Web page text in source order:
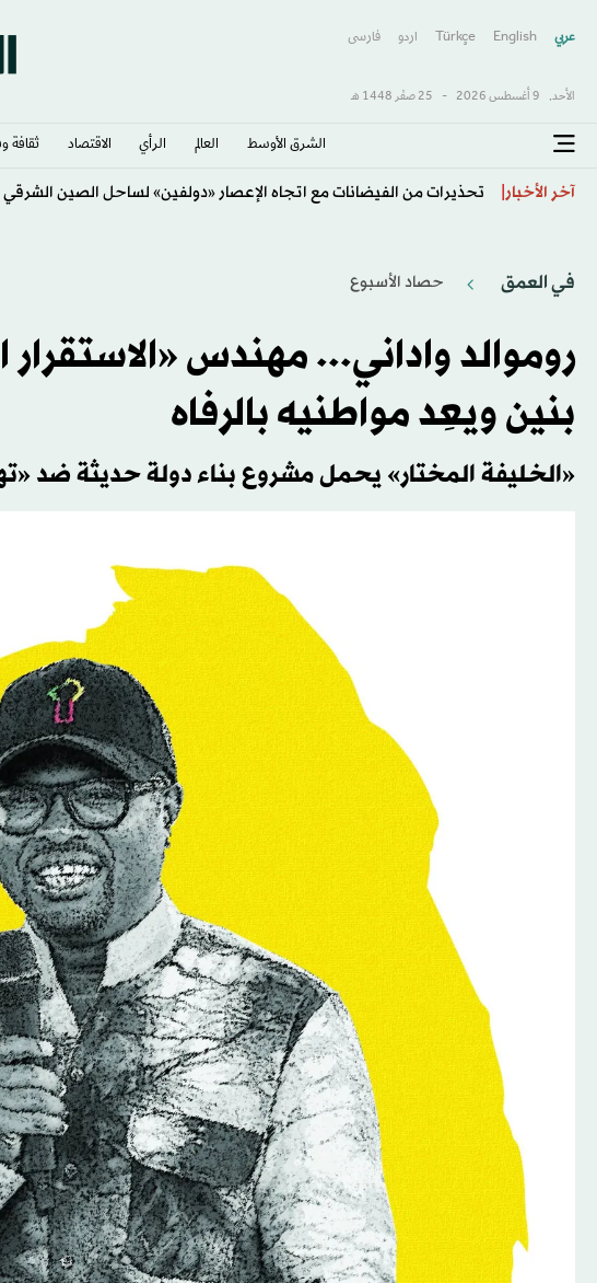
عربي English
Türkçe اردو فارسى
الأحد, 9 أغسطس 2026 - 25 صفَر 1448 هـ
الشرق الأوسط​ العالم الرأي الاقتصاد ثقافة
آخر الأخبار تحذيرات من الفيضانات مع اتجاه الإعصار «دولفين» لساحل الصين الشرقي
في العمق حصاد الأسبوع
روموالد واداني... مهندس
بنين ويعِد مواطنيه بالرفاه
«الخليفة المختار» يحمل مشروع بناء دولة حديثة ضد